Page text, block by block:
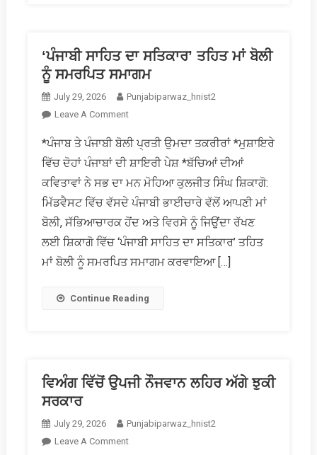
‘ਪੰਜਾਬੀ ਸਾਹਿਤ ਦਾ ਸਤਿਕਾਰ’ ਤਹਿਤ ਮਾਂ ਬੋਲੀ
ਨੂੰ ਸਮਰਪਿਤ ਸਮਾਗਮ
July 29, 2026
Punjabiparwaz_hnist2
Leave A CommentOn
ਸਾਹਿਤ
ਦਾ
ਸਤਿਕਾਰ’
ਤਹਿਤ
ਬੋਲੀ
ਨੂੰ
ਸਮਰਪਿਤ
*ਪੰਜਾਬ ਤੇ ਪੰਜਾਬੀ ਬੋਲੀ ਪ੍ਰਤੀ ਉਮਦਾ ਤਕਰੀਰਾਂ *ਮੁਸ਼ਾਇਰੇ
ਵਿੱਚ ਦੋਹਾਂ ਪੰਜਾਬਾਂ ਦੀ ਸ਼ਾਇਰੀ ਪੇਸ਼ *ਬੱਚਿਆਂ ਦੀਆਂ
ਕਵਿਤਾਵਾਂ ਨੇ ਸਭ ਦਾ ਮਨ ਮੋਹਿਆ ਕੁਲਜੀਤ ਸਿੰਘ ਸ਼ਿਕਾਗੋ:
ਮਿੱਡਵੈਸਟ ਵਿੱਚ ਵੱਸਦੇ ਪੰਜਾਬੀ ਭਾਈਚਾਰੇ ਵੱਲੋਂ ਆਪਣੀ ਮਾਂ
ਬੋਲੀ, ਸੱਭਿਆਚਾਰਕ ਹੋਂਦ ਅਤੇ ਵਿਰਸੇ ਨੂੰ ਜਿਉਂਦਾ ਰੱਖਣ
ਲਈ ਸ਼ਿਕਾਗੋ ਵਿੱਚ ‘ਪੰਜਾਬੀ ਸਾਹਿਤ ਦਾ ਸਤਿਕਾਰ’ ਤਹਿਤ
ਮਾਂ ਬੋਲੀ ਨੂੰ ਸਮਰਪਿਤ ਸਮਾਗਮ ਕਰਵਾਇਆ […]
Continue Reading
ਵਿਅੰਗ ਵਿੱਚੋਂ ਉਪਜੀ ਨੌਜਵਾਨ ਲਹਿਰ ਅੱਗੇ ਝੁਕੀ
ਸਰਕਾਰ
July 29, 2026
Punjabiparwaz_hnist2
Leave A CommentOn